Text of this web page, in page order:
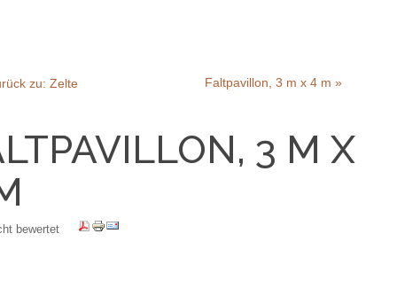
Faltpavillon, 3 m x 4 m »
zu: Zelte
3 M X
bewertet